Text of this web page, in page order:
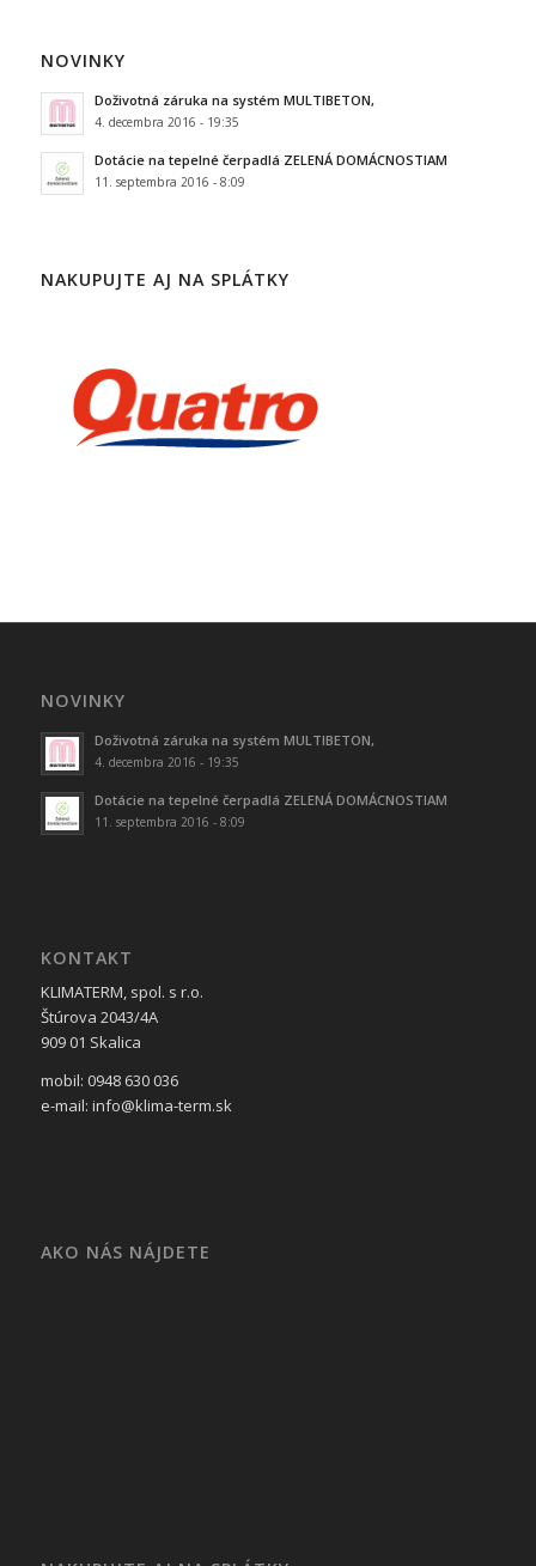
NOVINKY
Doživotná záruka na systém MULTIBETON,
4. decembra 2016 - 19:35
Dotácie na tepelné čerpadlá ZELENÁ DOMÁCNOSTIAM
11. septembra 2016 - 8:09
NAKUPUJTE AJ NA SPLÁTKY
NOVINKY
Doživotná záruka na systém MULTIBETON,
4. decembra 2016 - 19:35
Dotácie na tepelné čerpadlá ZELENÁ DOMÁCNOSTIAM
11. septembra 2016 - 8:09
KONTAKT
KLIMATERM, spol. s r.o.
Štúrova 2043/4A
909 01 Skalica
mobil: 0948 630 036
e-mail: info@klima-term.sk
AKO NÁS NÁJDETE